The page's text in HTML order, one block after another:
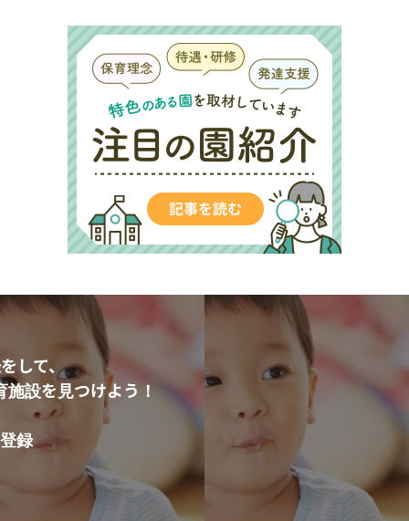
して、
設を見つけよう！
録